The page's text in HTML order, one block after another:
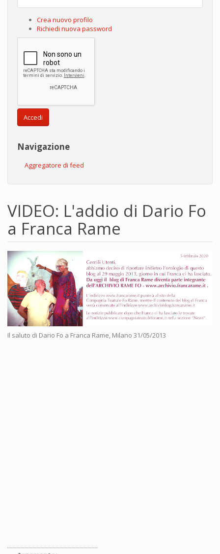
Crea nuovo profilo
Richiedi nuova password
Accedi
Navigazione
Aggregatore di feed
VIDEO: L'addio di Dario Fo
a Franca Rame
Il saluto di Dario Fo a Franca Rame, Milano 31/05/2013